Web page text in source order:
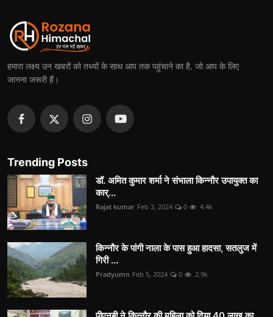
हमारा लक्ष्य उन खबरों को तथ्यों के साथ आप तक पहुंचाने का है, जो आप के लिए
जानना जरूरी हैं।
Trending Posts
डॉ. अमित कुमार शर्मा ने संभाला किन्नौर उपायुक्त का
कार्...
Rajat kumar Feb 3, 2024 0 4.4k
किन्नौर के पांगी नाला के पास हुआ हादसा, सतलुज में
गिरी ...
Pradyumn Feb 5, 2024 0 2.9k